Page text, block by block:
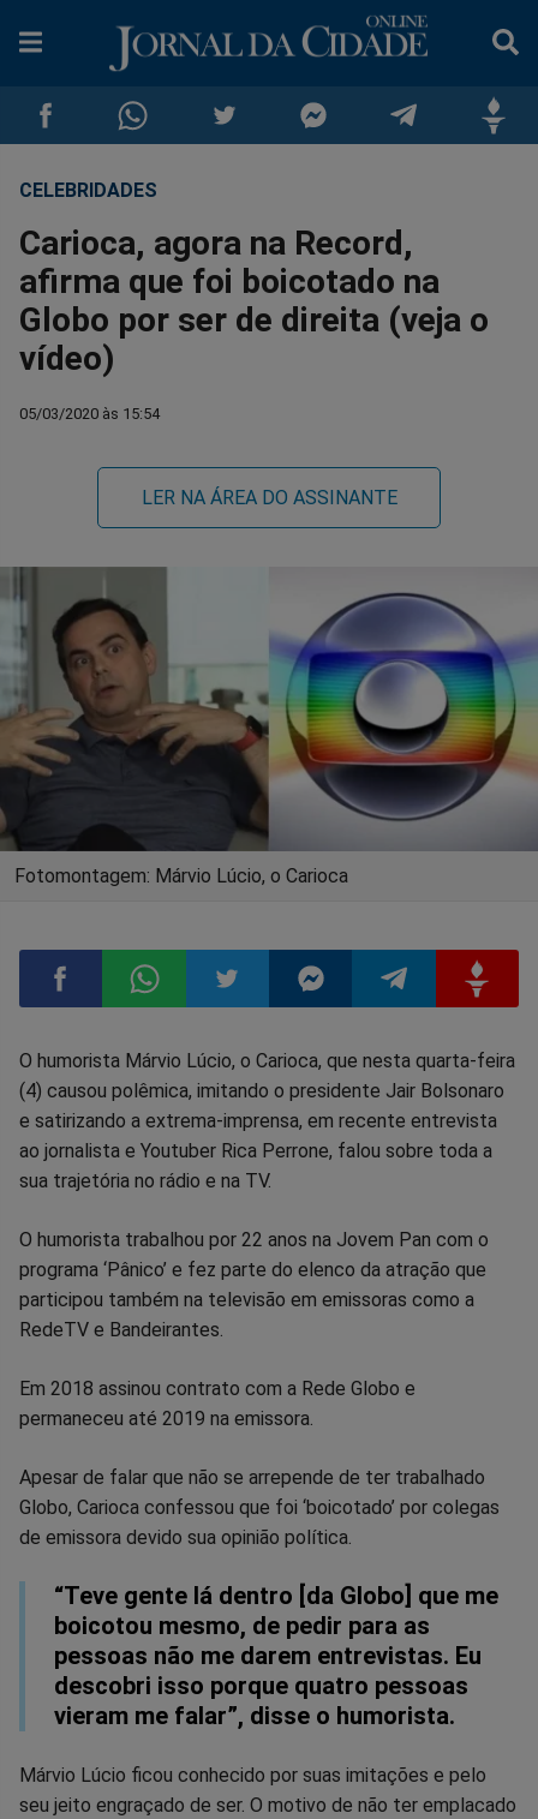
Compartilhar
no
Facebook
Compartilhar
no
Whatsapp
no
Twitter
no
Messenger
no
TelegramGettr
CELEBRIDADES
Carioca, agora na Record,
afirma que foi boicotado na
Globo por ser de direita (veja o
vídeo)
05/03/2020 às 15:54
LER NA ÁREA DO ASSINANTE
Fotomontagem: Márvio Lúcio, o Carioca
Compartilhar
no
Facebook
Compartilhar
no
Whatsapp
Compartilhar
no
Twitter
Compartilhar
no
Messenger
Compartilhar
no
no
O humorista Márvio Lúcio, o Carioca, que nesta quarta-feira
(4) causou polêmica, imitando o presidente Jair Bolsonaro
e satirizando a extrema-imprensa, em recente entrevista
ao jornalista e Youtuber Rica Perrone, falou sobre toda a
sua trajetória no rádio e na TV.
O humorista trabalhou por 22 anos na Jovem Pan com o
programa ‘Pânico’ e fez parte do elenco da atração que
participou também na televisão em emissoras como a
RedeTV e Bandeirantes.
Em 2018 assinou contrato com a Rede Globo e
permaneceu até 2019 na emissora.
Apesar de falar que não se arrepende de ter trabalhado
Globo, Carioca confessou que foi ‘boicotado’ por colegas
de emissora devido sua opinião política.
“Teve gente lá dentro [da Globo] que me
boicotou mesmo, de pedir para as
pessoas não me darem entrevistas. Eu
descobri isso porque quatro pessoas
vieram me falar”, disse o humorista.
Márvio Lúcio ficou conhecido por suas imitações e pelo
seu jeito engraçado de ser. O motivo de não ter emplacado